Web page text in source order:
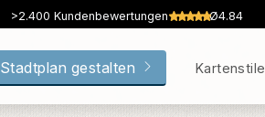
>2.400 Kundenbewertungen Ø4.84
Stadtplan gestalten Kartenstile